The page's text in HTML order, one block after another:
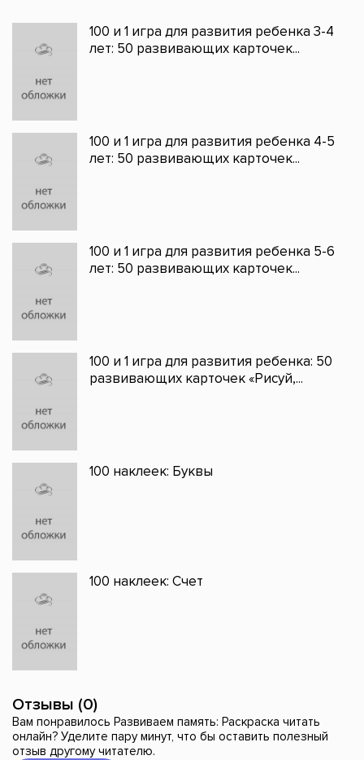
100 и 1 игра для развития ребенка 3-4
лет: 50 развивающих карточек...
100 и 1 игра для развития ребенка 4-5
лет: 50 развивающих карточек...
100 и 1 игра для развития ребенка 5-6
лет: 50 развивающих карточек...
100 и 1 игра для развития ребенка: 50
развивающих карточек «Рисуй,...
100 наклеек: Буквы
100 наклеек: Счет
Отзывы (0)
Вам понравилось Развиваем память: Раскраска читать
онлайн? Уделите пару минут, что бы оставить полезный
отзыв другому читателю.